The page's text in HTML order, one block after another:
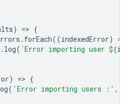
) => {
. forEach((indexedError) =
. log( `Error importing user ${
) => {
( 'Error importing users :' ,